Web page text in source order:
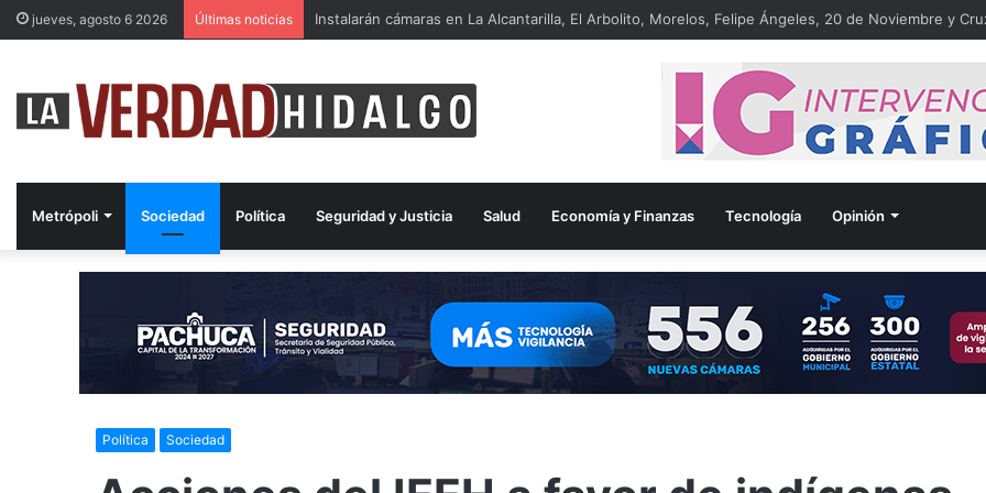
jueves, agosto 6 2026 Últimas noticias Instalarán cámaras en La Alcantarilla, El Arbolito, Morelos, Felipe Ángeles, 20 de Noviembre y
Metrópoli Sociedad Política Seguridad y Justicia Salud Economía y Finanzas Tecnología Opinión
Política Sociedad